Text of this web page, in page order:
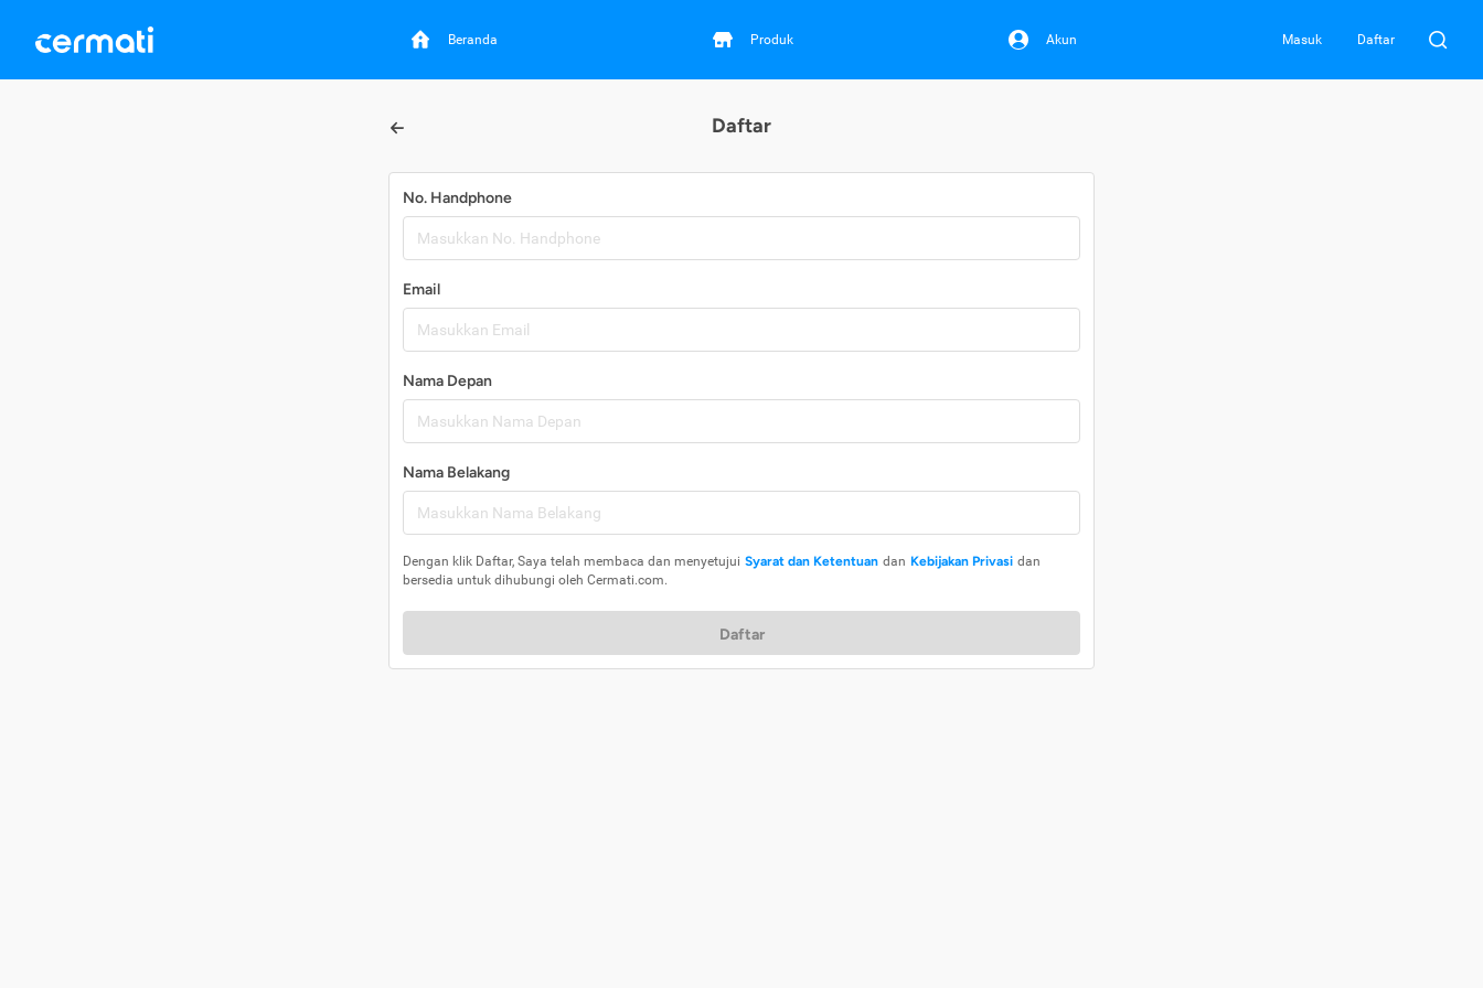
Beranda Produk Akun Masuk Daftar
Daftar
No. Handphone
Email
Nama Depan
Nama Belakang
Dengan klik Daftar, Saya telah membaca dan menyetujui Syarat dan Ketentuan dan Kebijakan Privasi dan
bersedia untuk dihubungi oleh Cermati.com.
Daftar